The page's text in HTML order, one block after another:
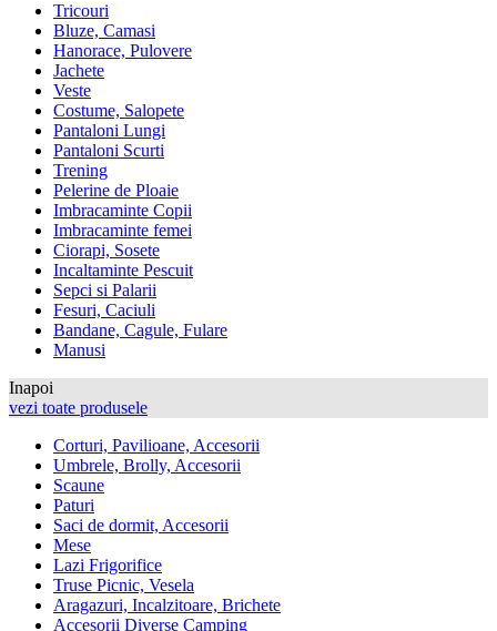
Tricouri
Bluze, Camasi
Hanorace, Pulovere
Jachete
Veste
Costume, Salopete
Pantaloni Lungi
Pantaloni Scurti
Trening
Pelerine de Ploaie
Imbracaminte Copii
Imbracaminte femei
Ciorapi, Sosete
Incaltaminte Pescuit
Sepci si Palarii
Fesuri, Caciuli
Bandane, Cagule, Fulare
Manusi
Inapoi
vezi toate produsele
Corturi, Pavilioane, Accesorii
Umbrele, Brolly, Accesorii
Scaune
Paturi
Saci de dormit, Accesorii
Mese
Lazi Frigorifice
Truse Picnic, Vesela
Aragazuri, Incalzitoare, Brichete
Accesorii Diverse Camping